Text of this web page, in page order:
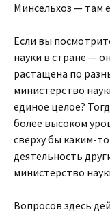
Минсельхоз — там
Если вы
науки в стране —
растащена по
министерство
единое целое?
более высоком
сверху бы каким-
деятельность
министерство
Вопросов здесь